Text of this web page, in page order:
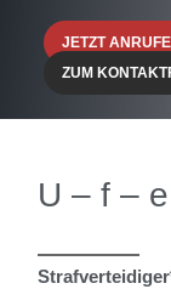
JETZT
ZUM
U – f –